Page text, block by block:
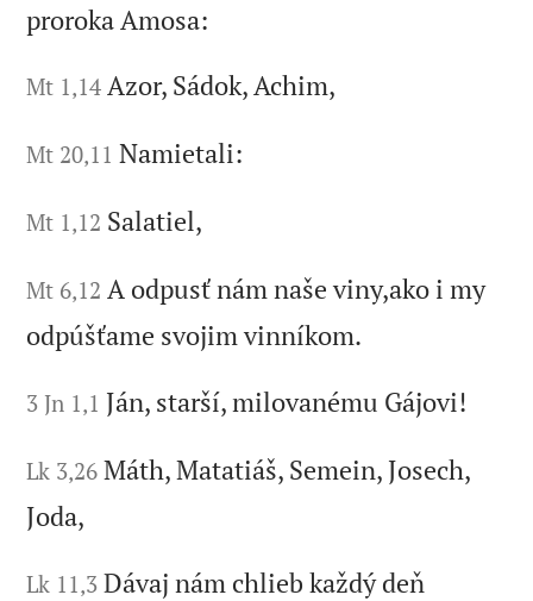
proroka Amosa:
Mt 1,14 Azor, Sádok, Achim,
Mt 20,11 Namietali:
Mt 1,12 Salatiel,
Mt 6,12 A odpusť nám naše viny,ako i my
odpúšťame svojim vinníkom.
3 Jn 1,1 Ján, starší, milovanému Gájovi!
Lk 3,26 Máth, Matatiáš, Semein, Josech,
Joda,
Lk 11,3 Dávaj nám chlieb každý deň